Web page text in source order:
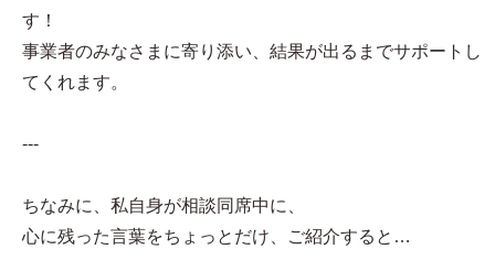
す！
事業者のみなさまに寄り添い、結果が出るまでサポートし
てくれます。
---
ちなみに、私自身が相談同席中に、
心に残った言葉をちょっとだけ、ご紹介すると…